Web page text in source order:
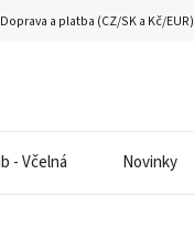
Doprava a platba (CZ/SK a Kč/EUR)
- Včelná Novinky